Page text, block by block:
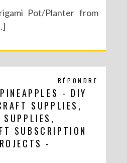
Pot/Planter from
RÉPONDRE
- DIY
SUPPLIES,
SUPPLIES,
SUBSCRIPTION
-